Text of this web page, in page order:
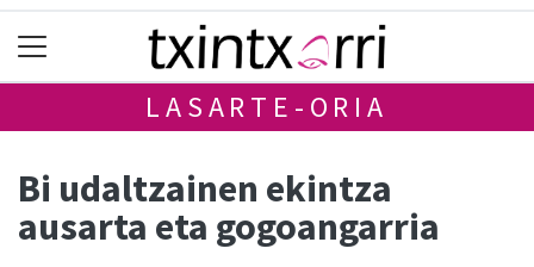
LASARTE-ORIA
Bi udaltzainen ekintza
ausarta eta gogoangarria